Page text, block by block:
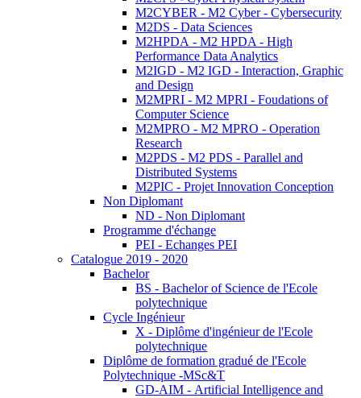
M2CYBER - M2 Cyber - Cybersecurity
M2DS - Data Sciences
M2HPDA - M2 HPDA - High
Performance Data Analytics
M2IGD - M2 IGD - Interaction, Graphic
and Design
M2MPRI - M2 MPRI - Foudations of
Computer Science
M2MPRO - M2 MPRO - Operation
Research
M2PDS - M2 PDS - Parallel and
Distributed Systems
M2PIC - Projet Innovation Conception
Non Diplomant
ND - Non Diplomant
Programme d'échange
PEI - Echanges PEI
Catalogue 2019 - 2020
Bachelor
BS - Bachelor of Science de l'Ecole
polytechnique
Cycle Ingénieur
X - Diplôme d'ingénieur de l'Ecole
polytechnique
Diplôme de formation gradué de l'Ecole
Polytechnique -MSc&T
GD-AIM - Artificial Intelligence and